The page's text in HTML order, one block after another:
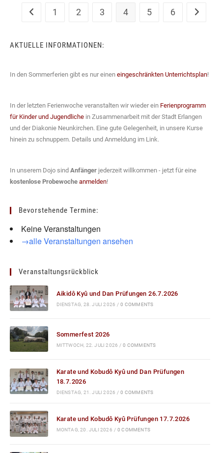
Podzelny
5.Dan
–
August
Zur vorherigen Seite
1 2 3 4 5 6 Zur
AKTUELLE INFORMATIONEN:
In den Sommerferien gibt es nur einen eingeschränkten Unterrichtsplan!
In der letzten Ferienwoche veranstalten wir wieder ein Ferienprogramm
für Kinder und Jugendliche in Zusammenarbeit mit der Stadt Erlangen
und der Diakonie Neunkirchen. Eine gute Gelegenheit, in unsere Kurse
hinein zu schnuppern. Details und Anmeldung im Link.
In unserem Dojo sind Anfänger jederzeit willkommen - jetzt für eine
kostenlose Probewoche anmelden!
Bevorstehende Termine:
Keine Veranstaltungen
→alle Veranstaltungen ansehen
Veranstaltungsrückblick
Aikidô Kyû und Dan Prüfungen 26.7.2026
DIENSTAG, 28. JULI 2026 / 0 COMMENTS
Sommerfest 2026
MITTWOCH, 22. JULI 2026 / 0 COMMENTS
Karate und Kobudô Kyû und Dan Prüfungen
18.7.2026
DIENSTAG, 21. JULI 2026 / 0 COMMENTS
Karate und Kobudô Kyû Prüfungen 17.7.2026
MONTAG, 20. JULI 2026 / 0 COMMENTS